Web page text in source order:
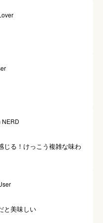
NERD
じる！けっこう複雑な味わ
と美味しい